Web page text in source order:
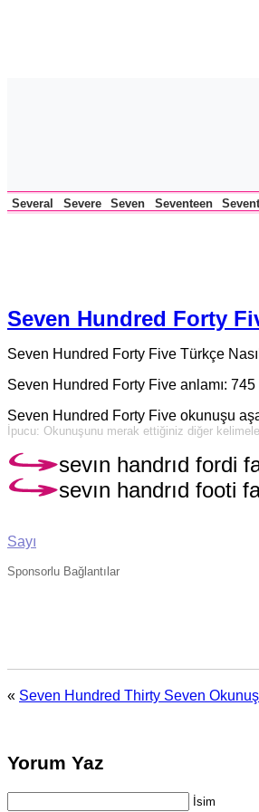
Several Severe Seven Seventeen
Seven Hundred Forty
Seven Hundred Forty Five Türkçe
Seven Hundred Forty Five anlamı: 745
Seven Hundred Forty Five okunuşu
İpucu: Okunuşunu merak ettiğiniz diğer
sevın handrıd fordi
sevın handrıd footi
Sayı
Sponsorlu Bağlantılar
« Seven Hundred Thirty Seven
Yorum Yaz
İsim